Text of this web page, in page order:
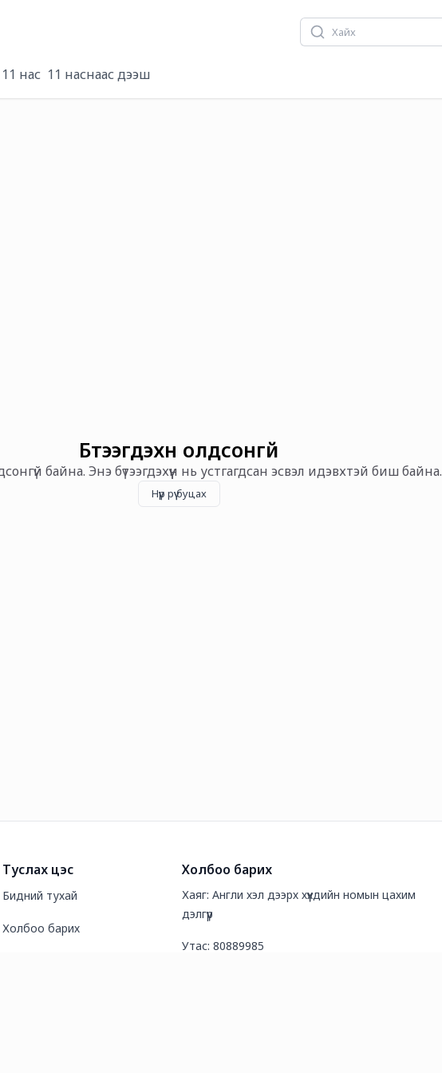
нас 11 наснаас дээш
Бүтээгдэхүүн олдсонгүй
байна. Энэ бүтээгдэхүүн нь устгагдсан эсвэл идэвхтэй биш байна.
Нүүр рүү буцах
Туслах цэс
Бидний тухай
Холбоо барих
Холбоо барих
Хаяг: Англи хэл дээрх хүүхдийн номын цахим
дэлгүүр
Утас: 80889985